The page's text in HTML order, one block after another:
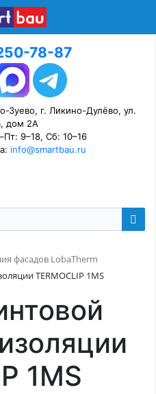
78-87
Зуево, г. Ликино-Дулёво, ул.
дом 2А
9–18, Сб: 10–16
info@smartbau.ru
фасадов LobaTherm
TERMOCLIP 1MS
1MS